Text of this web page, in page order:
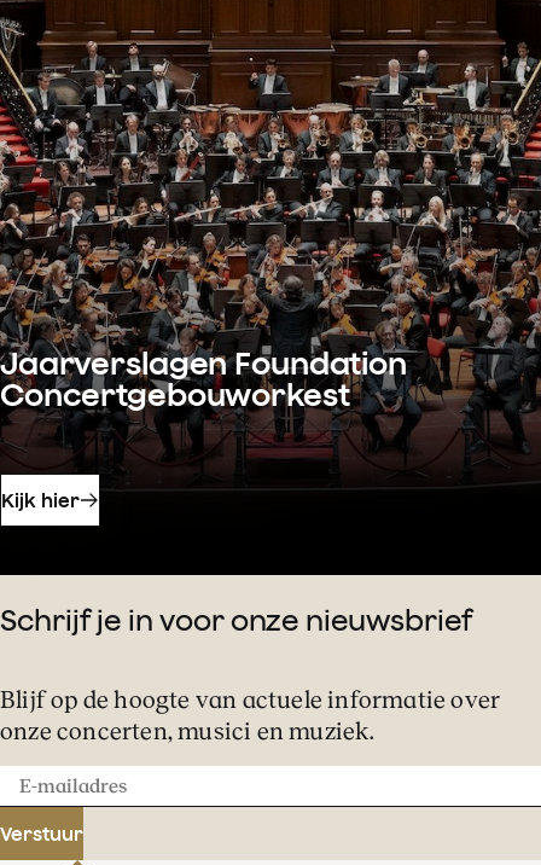
Jaarverslagen Foundation
Concertgebouworkest
Kijk hier
Schrijf je in voor onze nieuwsbrief
Blijf op de hoogte van actuele informatie over
onze concerten, musici en muziek.
E-
mailadres
Verstuur